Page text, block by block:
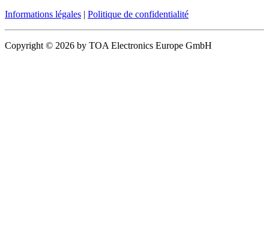
Informations légales | Politique de confidentialité
Copyright © 2026 by TOA Electronics Europe GmbH